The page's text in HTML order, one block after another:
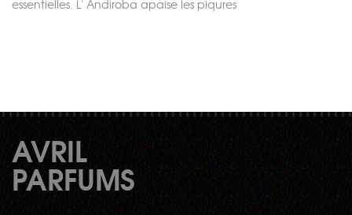
essentielles. L' Andiroba apaise les piqures
AVRIL
PARFUMS